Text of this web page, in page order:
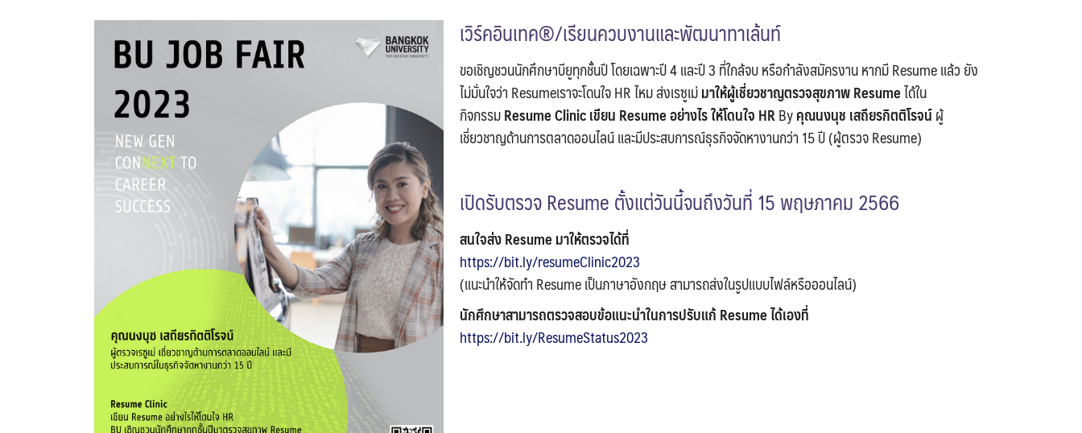
เวิร์คอินเทค®/เรียนควบงานและพัฒนาทาเล้นท์
ขอเชิญชวนนักศึกษาบียูทุกชั้นปี โดยเฉพาะปี 4 และปี 3 ที่ใกล้จบ หรือกำลังสมัครงาน หากมี Resume แล้ว ยัง
ไม่มั่นใจว่า Resumeเราจะโดนใจ HR ไหม ส่งเรซูเม่มาให้ผู้เชี่ยวชาญตรวจสุขภาพ Resumeได้ใน
กิจกรรมResume Clinicเขียน Resume อย่างไร ให้โดนใจ HRByคุณนงนุช เสถียรกิตติโรจน์ผู้
เชี่ยวชาญด้านการตลาดออนไลน์ และมีประสบการณ์ธุรกิจจัดหางานกว่า 15 ปี (ผู้ตรวจ Resume)
เปิดรับตรวจ Resume ตั้งแต่วันนี้จนถึงวันที่ 15 พฤษภาคม 2566
สนใจส่ง Resume มาให้ตรวจได้ที่
https://bit.ly/resumeClinic2023
(แนะนำให้จัดทำ Resume เป็นภาษาอังกฤษ สามารถส่งในรูปแบบไฟล์หรือออนไลน์)
นักศึกษาสามารถตรวจสอบข้อแนะนำในการปรับแก้ Resume ได้เองที่
https://bit.ly/ResumeStatus2023